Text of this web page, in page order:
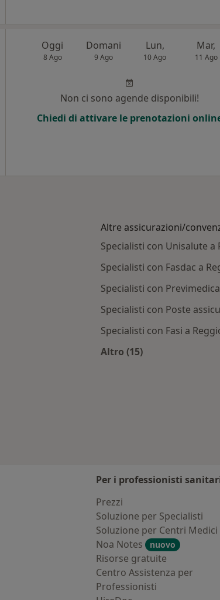
Oggi
8 Ago
Domani
9 Ago
Lun,
10 Ago
Mar,
11 Ago
Non ci sono agende disponibili!
Chiedi di attivare le prenotazioni
Altre assicurazioni/
Specialisti con Unisalute a
Specialisti con Fasdac a
Specialisti con
Specialisti con Poste
Specialisti con Fasi a
Altro (15)
Per i professionisti
Prezzi
Soluzione per Specialisti
Soluzione per Centri Medici
Noa Notes
nuovo
Risorse gratuite
Centro Assistenza per
Professionisti